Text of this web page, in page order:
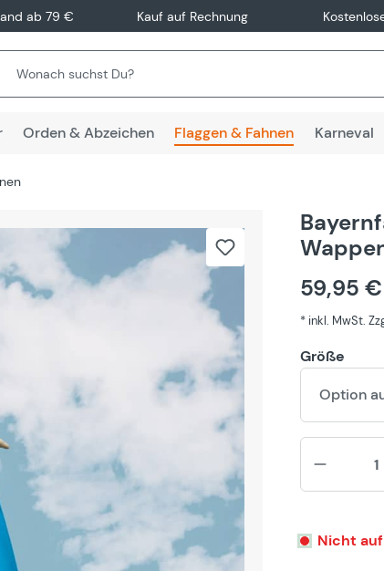
ab 79 € Kauf auf Rechnung
Orden & Abzeichen Flaggen & Fahnen Karneval
59,95 €
* inkl. MwSt.
Größe
Option
Nicht